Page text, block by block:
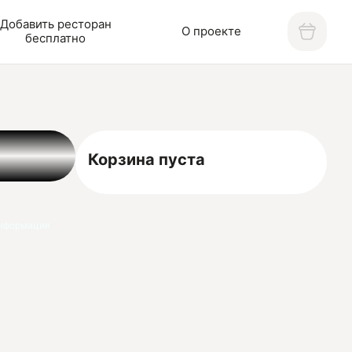
Добавить ресторан
бесплатно
О проекте
Корзина пуста